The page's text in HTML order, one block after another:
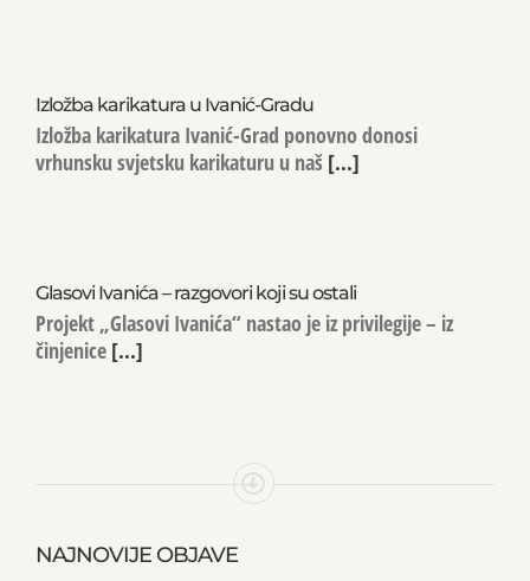
Izložba karikatura u Ivanić-Gradu
Izložba karikatura Ivanić-Grad ponovno donosi
vrhunsku svjetsku karikaturu u naš [...]
Glasovi Ivanića – razgovori koji su ostali
Projekt „Glasovi Ivanića“ nastao je iz privilegije – iz
činjenice [...]
NAJNOVIJE OBJAVE